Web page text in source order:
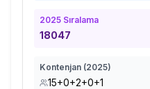
2025 Sıralama
18047
Kontenjan (2025)
15+0+2+0+1